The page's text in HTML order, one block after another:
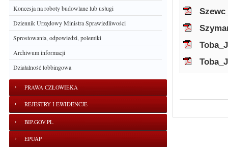
Koncesja na roboty budowlane lub usługi
Dziennik Urzędowy Ministra Sprawiedliwości
Sprostowania, odpowiedzi, polemiki
Archiwum informacji
Działalność lobbingowa
PRAWA CZŁOWIEKA
REJESTRY I EWIDENCJE
BIP.GOV.PL
EPUAP